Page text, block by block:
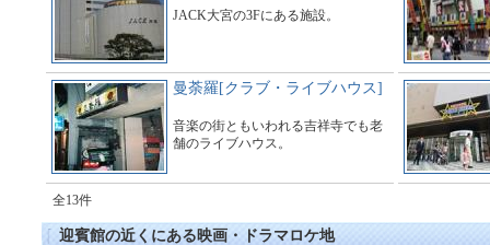
JACK大宮の3Fにある施設。
曼荼羅[クラブ・ライブハウス]
音楽の街ともいわれる吉祥寺でも老
舗のライブハウス。
全13件
迎賓館の近くにある映画・ドラマロケ地